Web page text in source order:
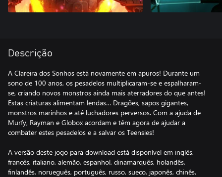
Descrição
A Clareira dos Sonhos está novamente em apuros! Durante um
sono de 100 anos, os pesadelos multiplicaram-se e espalharam-
se, criando novos monstros ainda mais aterradores do que antes!
Estas criaturas alimentam lendas… Dragões, sapos gigantes,
monstros marinhos e até luchadores perversos. Com a ajuda de
Murfy, Rayman e Globox acordam e têm agora de ajudar a
combater estes pesadelos e a salvar os Teensies!
A versão deste jogo para download está disponível em inglês,
francês, italiano, alemão, espanhol, dinamarquês, holandês,
finlandês, norueguês, português, russo, sueco, japonês, chinês.